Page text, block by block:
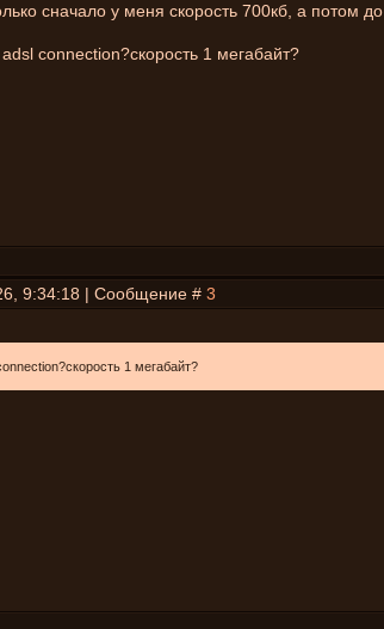
сначало у меня скорость 700кб, а потом до
connection?скорость 1 мегабайт?
9:34:18 | Сообщение # 3
1 мегабайт?